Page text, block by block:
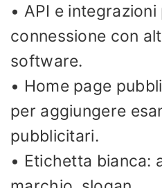
• API e integrazioni
connessione con
software.
• Home page
per aggiungere
pubblicitari.
• Etichetta bianca: